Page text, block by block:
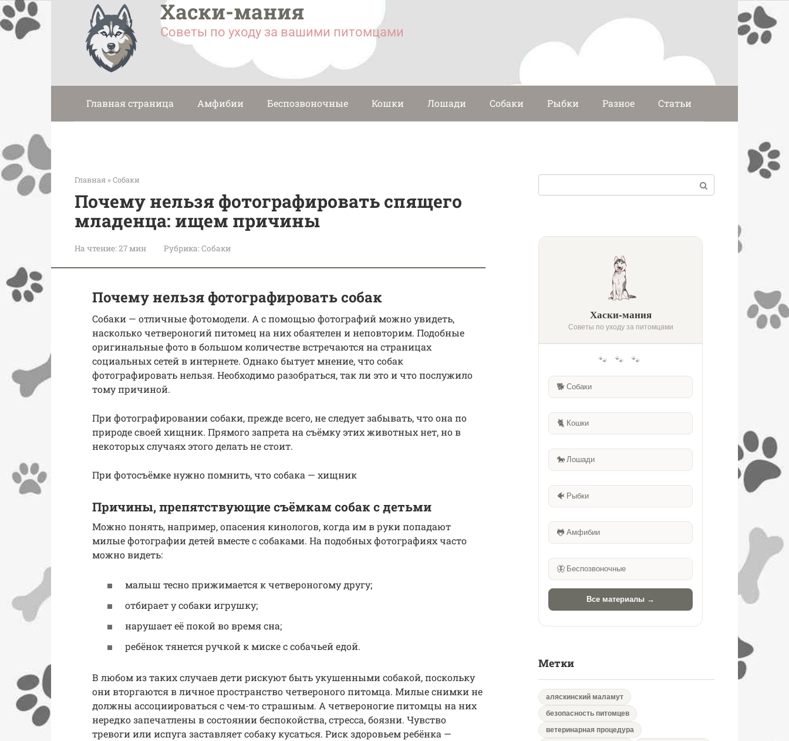
Перейти
к
контенту
Хаски-мания
Советы по уходу за вашими питомцами
Главная страница Амфибии Беспозвоночные Кошки Лошади Собаки Рыбки Разное Статьи
Главная »Собаки
Почему нельзя фотографировать спящего
младенца: ищем причины
На чтение:27 мин Рубрика:Собаки
Почему нельзя фотографировать собак
Собаки — отличные фотомодели. А с помощью фотографий можно увидеть,
насколько четвероногий питомец на них обаятелен и неповторим. Подобные
оригинальные фото в большом количестве встречаются на страницах
социальных сетей в интернете. Однако бытует мнение, что собак
фотографировать нельзя. Необходимо разобраться, так ли это и что послужило
тому причиной.
При фотографировании собаки, прежде всего, не следует забывать, что она по
природе своей хищник. Прямого запрета на съёмку этих животных нет, но в
некоторых случаях этого делать не стоит.
При фотосъёмке нужно помнить, что собака — хищник
Причины, препятствующие съёмкам собак с детьми
Можно понять, например, опасения кинологов, когда им в руки попадают
милые фотографии детей вместе с собаками. На подобных фотографиях часто
можно видеть:
малыш тесно прижимается к четвероногому другу;
отбирает у собаки игрушку;
нарушает её покой во время сна;
ребёнок тянется ручкой к миске с собачьей едой.
В любом из таких случаев дети рискуют быть укушенными собакой, поскольку
они вторгаются в личное пространство четвероного питомца. Милые снимки не
должны ассоциироваться с чем-то страшным. А четвероногие питомцы на них
нередко запечатлены в состоянии беспокойства, стресса, боязни. Чувство
тревоги или испуга заставляет собаку кусаться. Риск здоровьем ребёнка —
Хаски-мания
Советы по уходу за питомцами
🐾 🐾 🐾
🐕 Собаки
🐈 Кошки
🐎 Лошади
🐠 Рыбки
🐸 Амфибии
🦋 Беспозвоночные
Все материалы →
Метки
аляскинский маламут
безопасность питомцев
ветеринарная процедура